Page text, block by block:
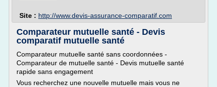
Site : http://www.devis-assurance-comparatif.com
Comparateur mutuelle santé - Devis
comparatif mutuelle santé
Comparateur mutuelle santé sans coordonnées -
Comparateur de mutuelle santé - Devis mutuelle santé
rapide sans engagement
Vous recherchez une nouvelle mutuelle mais vous ne